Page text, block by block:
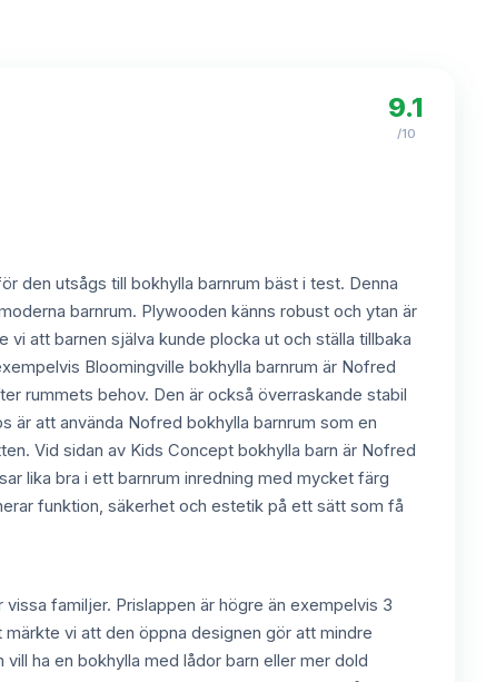
9.1
/10
den utsågs till bokhylla barnrum bäst i test. Denna
barnrum. Plywooden känns robust och ytan är
att barnen själva kunde plocka ut och ställa tillbaka
Bloomingville bokhylla barnrum är Nofred
rummets behov. Den är också överraskande stabil
är att använda Nofred bokhylla barnrum som en
Vid sidan av Kids Concept bokhylla barn är Nofred
lika bra i ett barnrum inredning med mycket färg
funktion, säkerhet och estetik på ett sätt som få
familjer. Prislappen är högre än exempelvis 3
vi att den öppna designen gör att mindre
ha en bokhylla med lådor barn eller mer dold